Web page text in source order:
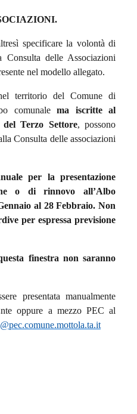
specificare la volontà di
Consulta delle Associazioni
nel modello allegato.
territorio del Comune di
comunalema iscritte al
Terzo Settore, possono
Consulta delle associazioni
per la presentazione
o di rinnovo all’Albo
al 28 Febbraio. Non
per espressa previsione
finestra non saranno
presentata manualmente
oppure a mezzo PEC al